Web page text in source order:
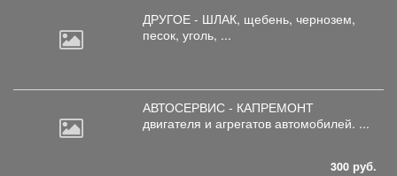
ДРУГОЕ - ШЛАК, щебень, чернозем,
песок, уголь, ...
АВТОСЕРВИС - КАПРЕМОНТ
двигателя и агрегатов автомобилей. ...
300 руб.